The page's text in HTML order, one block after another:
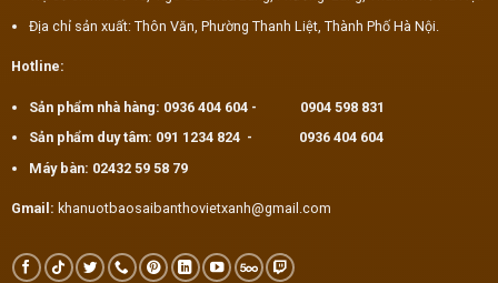
Địa chỉ sản xuất: Thôn Văn, Phường Thanh Liệt, Thành Phố Hà Nội.
Hotline:
Sản phẩm nhà hàng: 0936 404 604- 0904 598 831
Sản phẩm duy tâm: 091 1234 824 -
0936 404 604
Máy bàn: 02432 59 58 79
Gmail: khanuotbaosaibanthovietxanh@gmail.com